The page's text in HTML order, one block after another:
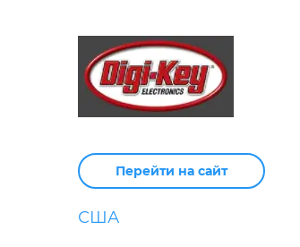
Перейти на сайт
США